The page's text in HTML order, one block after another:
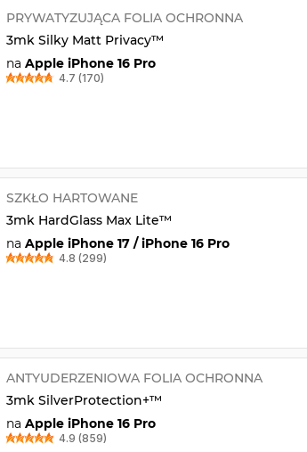
PRYWATYZUJĄCA FOLIA OCHRONNA
3mk Silky Matt Privacy™
na Apple iPhone 16 Pro
4.7 (170)
SZKŁO HARTOWANE
3mk HardGlass Max Lite™
na Apple iPhone 17 / iPhone 16 Pro
4.8 (299)
ANTYUDERZENIOWA FOLIA OCHRONNA
3mk SilverProtection+™
na Apple iPhone 16 Pro
4.9 (859)